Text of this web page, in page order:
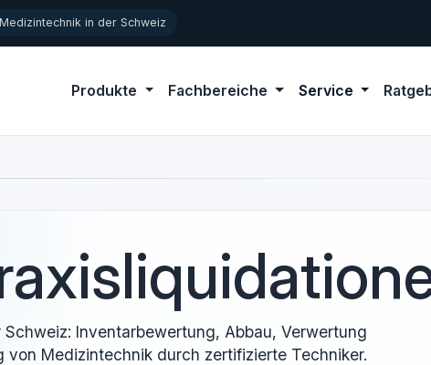
in der Schweiz
Produkte Fachbereiche Service
Inventarbewertung, Abbau, Verwertung
von Medizintechnik durch zertifizierte Techniker.